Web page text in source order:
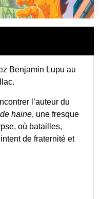
Benjamin Lupu au
l’auteur du
haine, une fresque
où batailles,
de fraternité et